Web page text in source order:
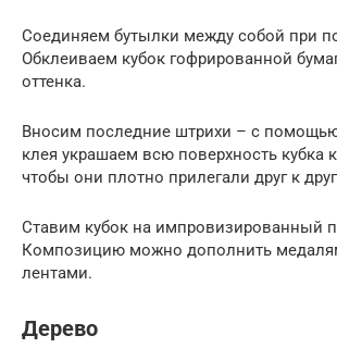
Соединяем бутылки между собой при
Обклеиваем кубок гофрированной
оттенка.
Вносим последние штрихи – с помощью
клея украшаем всю поверхность кубка
чтобы они плотно прилегали друг к
Ставим кубок на импровизированный
Композицию можно дополнить
лентами.
Дерево